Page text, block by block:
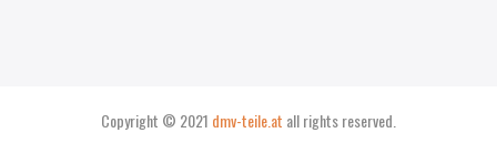
Copyright © 2021 dmv-teile.at all rights reserved.